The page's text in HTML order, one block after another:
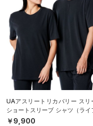
UAアスリートリカバリー スリ
ショートスリーブ シャツ（ライ
タイル/UNISEX）
￥9,900